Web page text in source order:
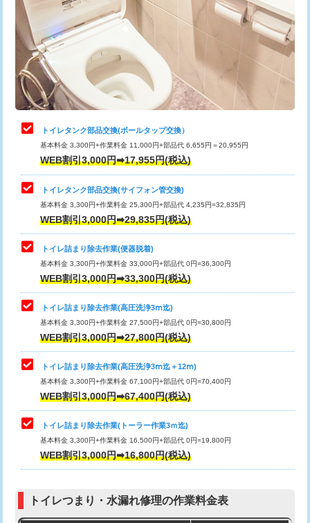
トイレタンク部品交換(ボールタップ交換）
基本料金 3,300円+作業料金 11,000円+部品代 6,655円＝20,955円
WEB割引3,000円➡17,955円(税込)
トイレタンク部品交換(サイフォン管交換)
基本料金 3,300円+作業料金 25,300円+部品代 4,235円=32,835円
WEB割引3,000円➡29,835円(税込)
トイレ詰まり除去作業(便器脱着)
基本料金 3,300円+作業料金 33,000円+部品代 0円=36,300円
WEB割引3,000円➡33,300円(税込)
トイレ詰まり除去作業(高圧洗浄3ⅿ迄)
基本料金 3,300円+作業料金 27,500円+部品代 0円=30,800円
WEB割引3,000円➡27,800円(税込)
トイレ詰まり除去作業(高圧洗浄3ⅿ迄＋12ⅿ)
基本料金 3,300円+作業料金 67,100円+部品代 0円=70,400円
WEB割引3,000円➡67,400円(税込)
トイレ詰まり除去作業(トーラー作業3ｍ迄)
基本料金 3,300円+作業料金 16,500円+部品代 0円=19,800円
WEB割引3,000円➡16,800円(税込)
トイレつまり・水漏れ修理の作業料金表